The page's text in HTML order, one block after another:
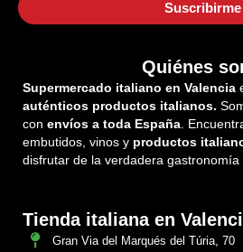
Quiénes
Supermercado italiano en Valencia
auténticos productos italianos.
con envíos a toda España .
embutidos, vinos y productos
disfrutar de la verdadera gastronomía
Tienda italiana en
Gran Via del Marqués del Túria, 70